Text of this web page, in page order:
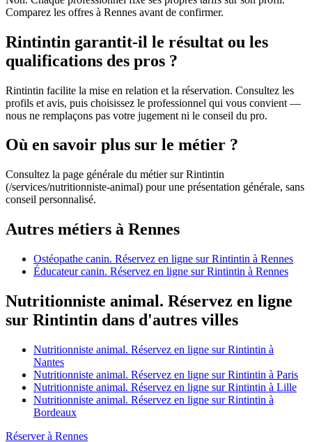
Comparez les offres à Rennes avant de confirmer.
Rintintin garantit-il le résultat ou les
qualifications des pros ?
Rintintin facilite la mise en relation et la réservation. Consultez les
profils et avis, puis choisissez le professionnel qui vous convient —
nous ne remplaçons pas votre jugement ni le conseil du pro.
Où en savoir plus sur le métier ?
Consultez la page générale du métier sur Rintintin
(/services/nutritionniste-animal) pour une présentation générale, sans
conseil personnalisé.
Autres métiers à Rennes
Ostéopathe canin. Réservez en ligne sur Rintintin à Rennes
Éducateur canin. Réservez en ligne sur Rintintin à Rennes
Nutritionniste animal. Réservez en ligne
sur Rintintin dans d'autres villes
Nutritionniste animal. Réservez en ligne sur Rintintin à
Nantes
Nutritionniste animal. Réservez en ligne sur Rintintin à Paris
Nutritionniste animal. Réservez en ligne sur Rintintin à Lille
Nutritionniste animal. Réservez en ligne sur Rintintin à
Bordeaux
Réserver à Rennes